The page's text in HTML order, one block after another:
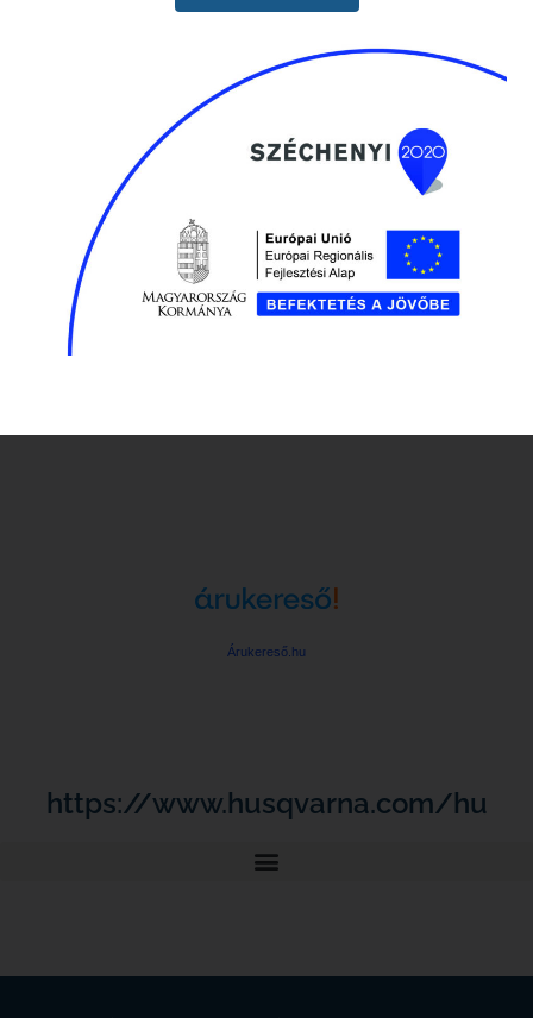
Vágódamil dual power line
Készlethiány
3 980
Részletek
15M EVEREST
Központi raktáron
520Ft
Kosárba
Árukereső.hu
https://www.husqvarna.com/hu